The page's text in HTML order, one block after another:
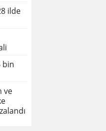
ilde
bin
ve